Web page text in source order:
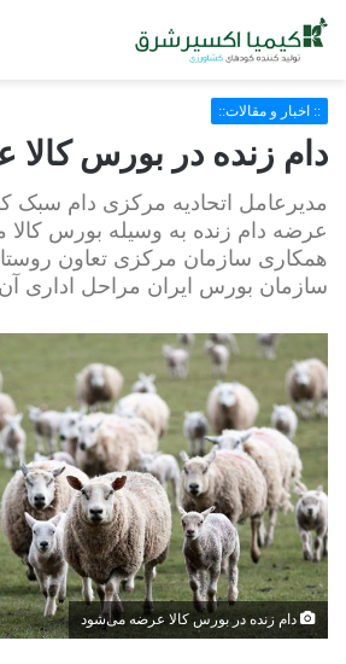
:: اخبار و مقالات::
دام زنده در بورس
مدیرعامل اتحادیه مرکزی دام سبک
عرضه دام زنده به وسیله بورس
همکاری سازمان مرکزی تعاون
سازمان بورس ایران مراحل اداری
دام زنده در بورس کالا عرضه می‌شود